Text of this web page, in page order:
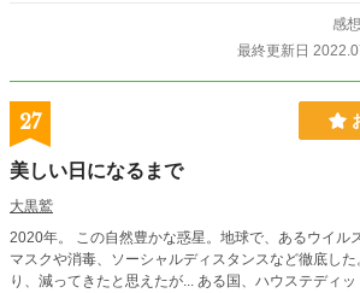
感
最終更新日
27
美しい日になるまで
大黒鷲
2020年。 この自然豊かな惑星。地球で、あるウイルスが発生した... 人類は皆、
マスクや消毒、ソーシャルディスタンスなど徹底し
り、減ってきたと思えたが... ある国、ハウステディットのパッサツという地域